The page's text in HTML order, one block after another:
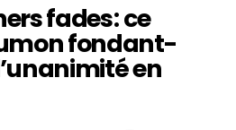
fades : ce
fondant-
en